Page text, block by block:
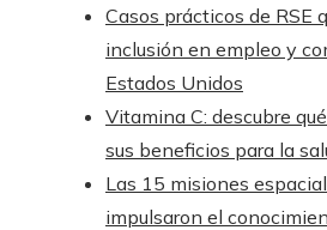
Casos prácticos de RSE
inclusión en empleo y
Estados Unidos
Vitamina C: descubre
sus beneficios para la
Las 15 misiones
impulsaron el